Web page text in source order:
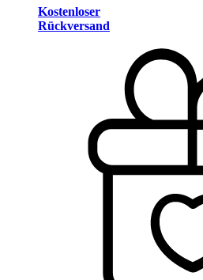
Kostenloser
Rückversand